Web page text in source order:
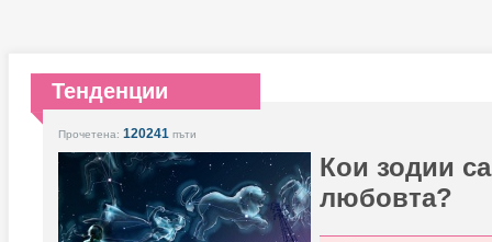
Тенденции
Прочетена: 120241 пъти
Кои зодии
любовта?